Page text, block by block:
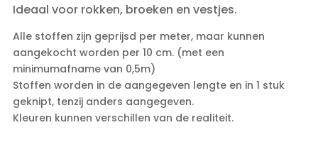
Ideaal voor rokken, broeken en vestjes.
Alle stoffen zijn geprijsd per meter, maar kunnen
aangekocht worden per 10 cm. (met een
minimumafname van 0,5m)
Stoffen worden in de aangegeven lengte en in 1 stuk
geknipt, tenzij anders aangegeven.
Kleuren kunnen verschillen van de realiteit.